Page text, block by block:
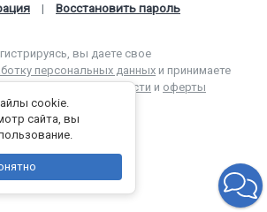
| Восстановить пароль
вы даете свое
персональных данных и принимаете
конфиденциальности и оферты
cookie.
сайта, вы